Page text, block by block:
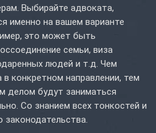
Выбирайте адвоката,
именно на вашем варианте
это может быть
семьи, виза
людей и т.д. Чем
конкретном направлении, тем
делом будут заниматься
Со знанием всех тонкостей и
законодательства.